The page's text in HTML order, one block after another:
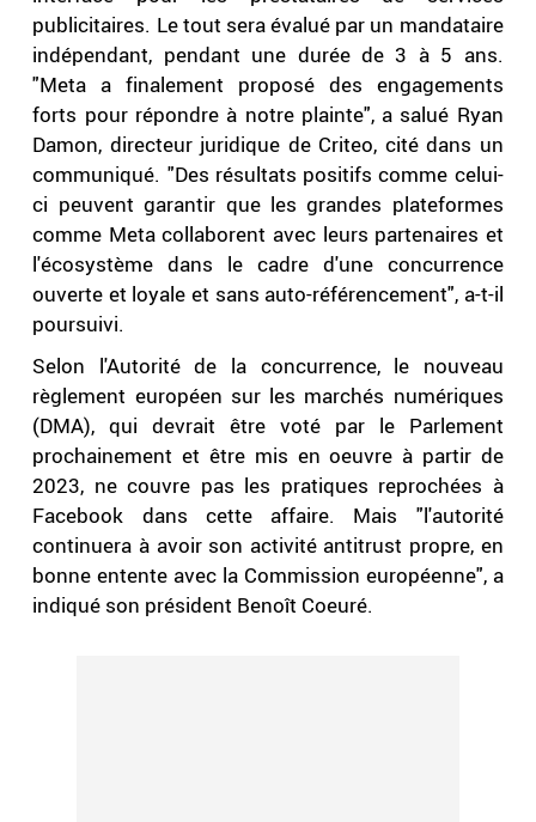
publicitaires. Le tout sera évalué par un mandataire
indépendant, pendant une durée de 3 à 5 ans.
"Meta a finalement proposé des engagements
forts pour répondre à notre plainte", a salué Ryan
Damon, directeur juridique de Criteo, cité dans un
communiqué. "Des résultats positifs comme celui-
ci peuvent garantir que les grandes plateformes
comme Meta collaborent avec leurs partenaires et
l'écosystème dans le cadre d'une concurrence
ouverte et loyale et sans auto-référencement", a-t-il
poursuivi.
Selon l'Autorité de la concurrence, le nouveau
règlement européen sur les marchés numériques
(DMA), qui devrait être voté par le Parlement
prochainement et être mis en oeuvre à partir de
2023, ne couvre pas les pratiques reprochées à
Facebook dans cette affaire. Mais "l'autorité
continuera à avoir son activité antitrust propre, en
bonne entente avec la Commission européenne", a
indiqué son président Benoît Coeuré.